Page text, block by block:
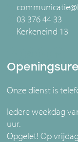
03 376 44 33
Kerkeneind 13
Onze dienst is
Iedere weekdag
uur.
Opgelet! Op